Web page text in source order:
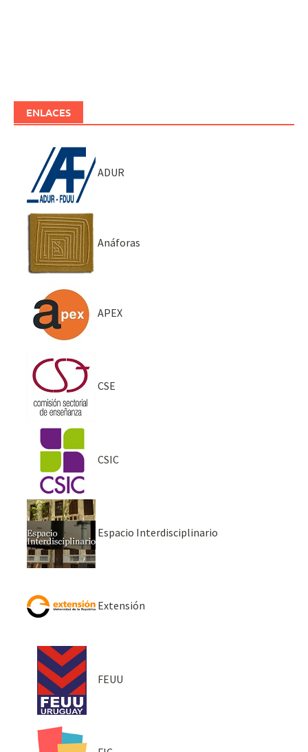
ENLACES
ADUR
Anáforas
APEX
CSE
CSIC
Espacio Interdisciplinario
Extensión
FEUU